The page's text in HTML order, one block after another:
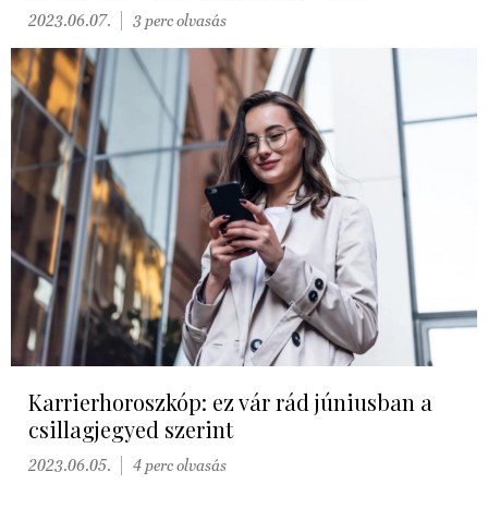
2023.06.07. 3 perc olvasás
Karrierhoroszkóp: ez vár rád júniusban a
csillagjegyed szerint
2023.06.05. 4 perc olvasás